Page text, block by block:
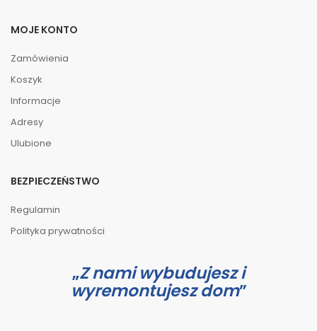
MOJE KONTO
Zamówienia
Koszyk
Informacje
Adresy
Ulubione
BEZPIECZEŃSTWO
Regulamin
Polityka prywatności
Z nami wybudujesz i
wyremontujesz dom